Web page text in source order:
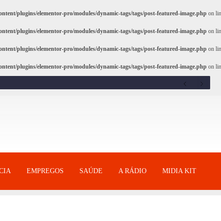
plugins/elementor-pro/modules/dynamic-tags/tags/post-featured-image.php on
plugins/elementor-pro/modules/dynamic-tags/tags/post-featured-image.php on
plugins/elementor-pro/modules/dynamic-tags/tags/post-featured-image.php on
plugins/elementor-pro/modules/dynamic-tags/tags/post-featured-image.php on
EMPREGOS SAÚDE A RÁDIO MIDIA KIT